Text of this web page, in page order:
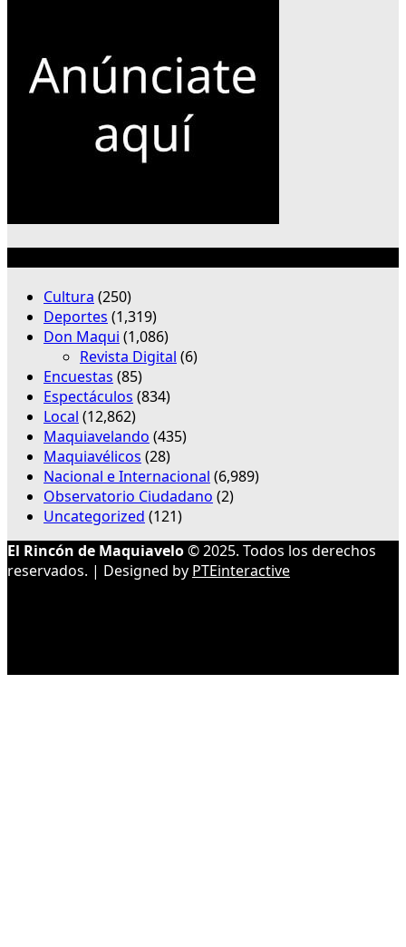
Cultura (250)
Deportes (1,319)
Don Maqui (1,086)
Revista Digital (6)
Encuestas (85)
Espectáculos (834)
Local (12,862)
Maquiavelando (435)
Maquiavélicos (28)
Nacional e Internacional (6,989)
Observatorio Ciudadano (2)
Uncategorized (121)
El Rincón de Maquiavelo© 2025. Todos los derechos
reservados. | Designed by PTEinteractive